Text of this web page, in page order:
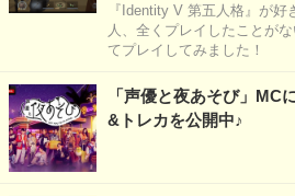
『Identity V 第五人格』が
人、全くプレイしたことが
てプレイしてみました！
「声優と夜あそび」MC
&トレカを公開中♪